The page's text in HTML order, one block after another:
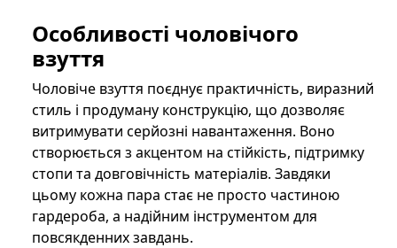
Особливості чоловічого
взуття
Чоловіче взуття поєднує практичність, виразний
стиль і продуману конструкцію, що дозволяє
витримувати серйозні навантаження. Воно
створюється з акцентом на стійкість, підтримку
стопи та довговічність матеріалів. Завдяки
цьому кожна пара стає не просто частиною
гардероба, а надійним інструментом для
повсякденних завдань.